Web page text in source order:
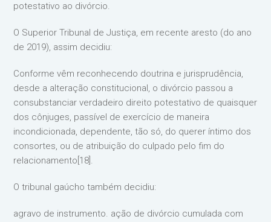
potestativo ao divórcio.
O Superior Tribunal de Justiça, em recente aresto (do ano
de 2019), assim decidiu:
Conforme vêm reconhecendo doutrina e jurisprudência,
desde a alteração constitucional, o divórcio passou a
consubstanciar verdadeiro direito potestativo de quaisquer
dos cônjuges, passível de exercício de maneira
incondicionada, dependente, tão só, do querer íntimo dos
consortes, ou de atribuição do culpado pelo fim do
relacionamento[18].
O tribunal gaúcho também decidiu:
agravo de instrumento. ação de divórcio cumulada com